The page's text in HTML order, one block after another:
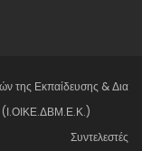
της Εκπαίδευσης & Δια
(Ι.ΟΙΚΕ.ΔΒΜ.Ε.Κ.)
Συντελεστές